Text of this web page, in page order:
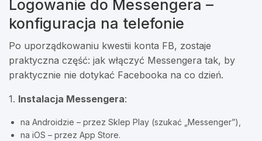
Logowanie do Messengera –
konfiguracja na telefonie
Po uporządkowaniu kwestii konta FB, zostaje
praktyczna część: jak włączyć Messengera tak, by
praktycznie nie dotykać Facebooka na co dzień.
1. Instalacja Messengera:
na Androidzie – przez Sklep Play (szukać „Messenger”),
na iOS – przez App Store.